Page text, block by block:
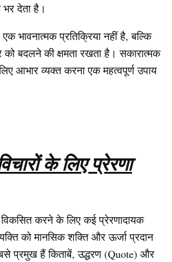
देता है।
भावनात्मक प्रतिक्रिया नहीं है, बल्कि
बदलने की क्षमता रखता है। सकारात्मक
आभार व्यक्त करना एक महत्वपूर्ण उपाय
के लिए प्रेरणा
विकसित करने के लिए कई प्रेरणादायक
को मानसिक शक्ति और ऊर्जा प्रदान
प्रमुख हैं किताबें, उद्धरण (Quote) और